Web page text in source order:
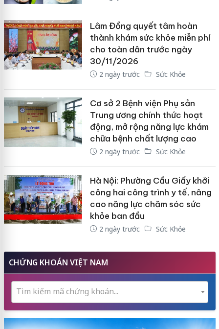
Lâm Đồng quyết tâm hoàn
thành khám sức khỏe miễn phí
cho toàn dân trước ngày
30/11/2026
2 ngày trước Sức Khỏe
Cơ sở 2 Bệnh viện Phụ sản
Trung ương chính thức hoạt
động, mở rộng năng lực khám
chữa bệnh chất lượng cao
2 ngày trước Sức Khỏe
Hà Nội: Phường Cầu Giấy khởi
công hai công trình y tế, nâng
cao năng lực chăm sóc sức
khỏe ban đầu
2 ngày trước Sức Khỏe
CHỨNG KHOÁN VIỆT NAM
Tìm kiếm mã chứng khoán...